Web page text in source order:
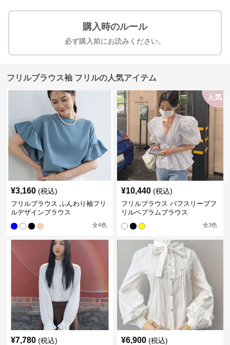
購入時のルール
必ず購入前にお読みください。
フリルブラウス袖 フリルの人気アイテム
¥3,160 (税込)
フリルブラウス ふんわり袖フリ
ルデザインブラウス
全4色
人気
¥10,440 (税込)
フリルブラウス パフスリーブフ
リルペプラムブラウス
全3色
¥7,780 (税込) ¥6,900 (税込)